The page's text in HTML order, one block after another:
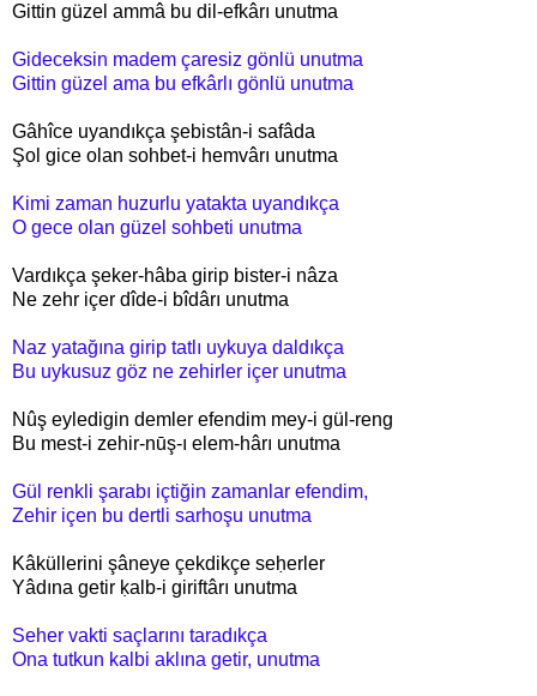
Gittin güzel ammâ bu dil-efkârı unutma
Gideceksin madem çaresiz gönlü unutma
Gittin güzel ama bu efkârlı gönlü unutma
Gâhîce uyandıkça şebistân-i safâda
Şol gice olan sohbet-i hemvârı unutma
Kimi zaman huzurlu yatakta uyandıkça
O gece olan güzel sohbeti unutma
Vardıkça şeker-hâba girip bister-i nâza
Ne zehr içer dîde-i bîdârı unutma
Naz yatağına girip tatlı uykuya daldıkça
Bu uykusuz göz ne zehirler içer unutma
Nûş eyledigin demler efendim mey-i gül-reng
Bu mest-i zehir-nūş-ı elem-hârı unutma
Gül renkli şarabı içtiğin zamanlar efendim,
Zehir içen bu dertli sarhoşu unutma
Kâküllerini şâneye çekdikçe seḥerler
Yâdına getir ḳalb-i giriftârı unutma
Seher vakti saçlarını taradıkça
Ona tutkun kalbi aklına getir, unutma